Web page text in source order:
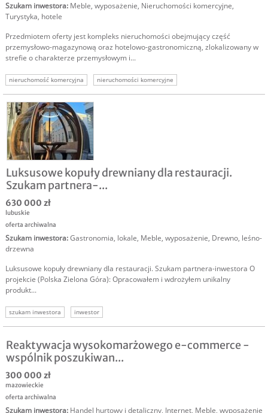
Szukam inwestora: Meble, wyposażenie, Nieruchomości komercyjne,
Turystyka, hotele
Przedmiotem oferty jest kompleks nieruchomości obejmujący część
przemysłowo-magazynową oraz hotelowo-gastronomiczną, zlokalizowany w
strefie o charakterze przemysłowym i...
nieruchomość komercyjna
nieruchomości komercyjne
nieruchomości inwestycyjne
Luksusowe kopuły drewniany dla restauracji.
Szukam partnera-...
630 000 zł
lubuskie
oferta archiwalna
Szukam inwestora:Gastronomia, lokale, Meble, wyposażenie, Drewno, leśno-
drzewna
Luksusowe kopuły drewniany dla restauracji. Szukam partnera-inwestora O
projekcie (Polska Zielona Góra): Opracowałem i wdrożyłem unikalny
produkt...
szukam inwestora inwestor
Reaktywacja wysokomarżowego e-commerce -
wspólnik poszukiwan...
300 000 zł
mazowieckie
oferta archiwalna
Szukam inwestora: Handel hurtowy i detaliczny, Internet, Meble, wyposażenie